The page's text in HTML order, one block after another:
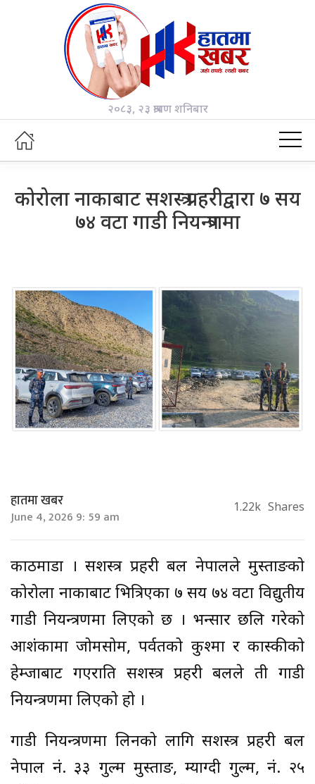
२०८३, २३ श्रावण शनिबार
कोरोला नाकाबाट सशस्त्र प्रहरीद्वारा ७ सय
७४ वटा गाडी नियन्त्रणमा
हातमा खबर
June 4, 2026 9: 59 am 1.22k Shares
काठमाडौँ । सशस्त्र प्रहरी बल नेपालले मुस्ताङको
कोरोला नाकाबाट भित्रिएका ७ सय ७४ वटा विद्युतीय
गाडी नियन्त्रणमा लिएको छ । भन्सार छलि गरेको
आशंकामा जोमसोम, पर्वतको कुश्मा र कास्कीको
हेम्जाबाट गएराति सशस्त्र प्रहरी बलले ती गाडी
नियन्त्रणमा लिएको हो ।
गाडी नियन्त्रणमा लिनको लागि सशस्त्र प्रहरी बल
नेपाल नं. ३३ गुल्म मुस्ताङ, म्याग्दी गुल्म, नं. २५